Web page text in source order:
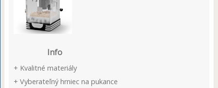
Info
+ Kvalitné materiály
+ Vyberateľný hrniec na pukance